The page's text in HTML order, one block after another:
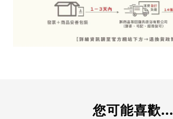
您可能喜歡...